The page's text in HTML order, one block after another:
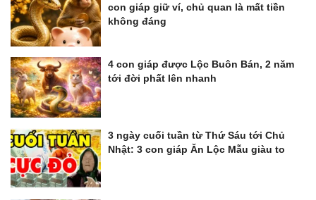
con giáp giữ ví, chủ quan là mất tiền
không đáng
4 con giáp được Lộc Buôn Bán, 2 năm
tới đời phất lên nhanh
3 ngày cuối tuần từ Thứ Sáu tới Chủ
Nhật: 3 con giáp Ăn Lộc Mẫu giàu to